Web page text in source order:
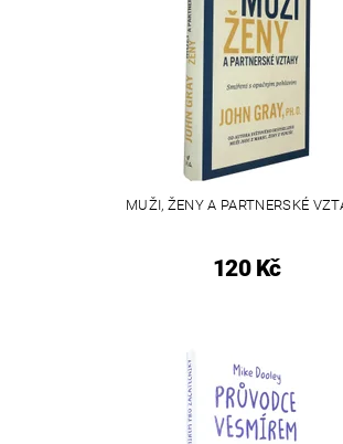
MUŽI, ŽENY A PARTNERSKÉ
120 Kč